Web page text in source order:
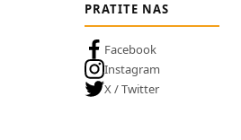
PRATITE NAS
Facebook
Instagram
X / Twitter